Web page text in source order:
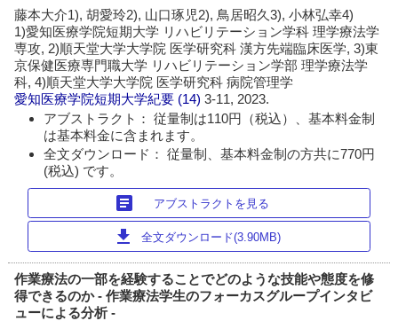
藤本大介1), 胡愛玲2), 山口琢児2), 鳥居昭久3), 小林弘幸4)
1)愛知医療学院短期大学 リハビリテーション学科 理学療法学
専攻, 2)順天堂大学大学院 医学研究科 漢方先端臨床医学, 3)東
京保健医療専門職大学 リハビリテーション学部 理学療法学
科, 4)順天堂大学大学院 医学研究科 病院管理学
愛知医療学院短期大学紀要 (14)3-11, 2023.
アブストラクト： 従量制は110円（税込）、基本料金制
は基本料金に含まれます。
全文ダウンロード： 従量制、基本料金制の方共に770円
(税込) です。
article アブストラクトを見る
download 全文ダウンロード(3.90MB)
作業療法の一部を経験することでどのような技能や態度を修
得できるのか - 作業療法学生のフォーカスグループインタビ
ューによる分析 -